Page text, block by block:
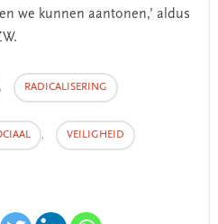
we kunnen aantonen,’ aldus
, RADICALISERING
, VEILIGHEID